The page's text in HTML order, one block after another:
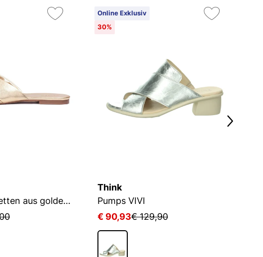
Flache Pantoletten aus goldenem Leder
Online Exklusiv
30%
Think
Pumps VIVI
€ 90,93€ 129,90